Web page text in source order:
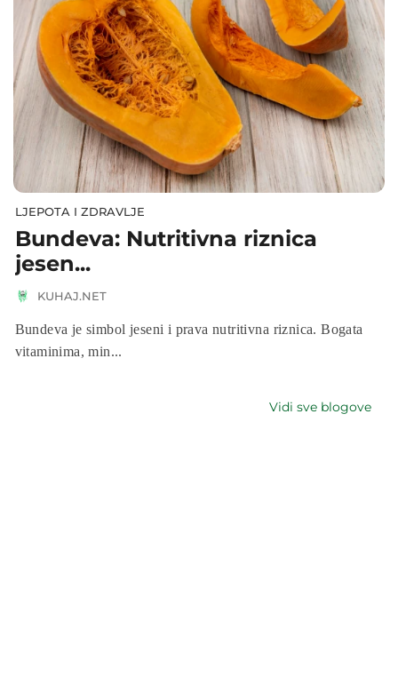
LJEPOTA I ZDRAVLJE
Bundeva: Nutritivna riznica
jesen...
KUHAJ.NET
Bundeva je simbol jeseni i prava nutritivna riznica. Bogata
vitaminima, min...
Vidi sve blogove